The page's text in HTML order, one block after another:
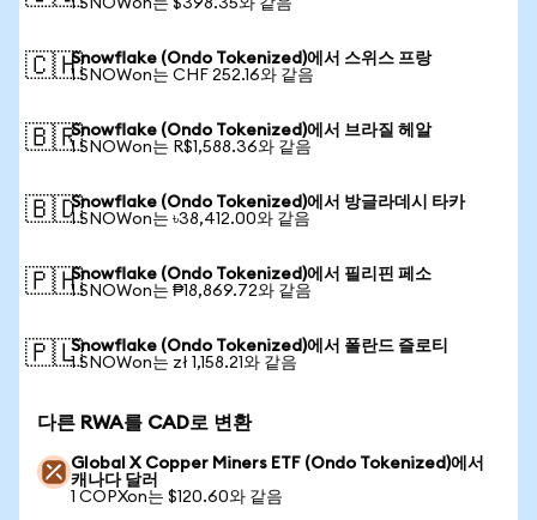
1 SNOWon는 $398.35와 같음
🇨🇭Snowflake (Ondo Tokenized)에서 스위스 프랑
1 SNOWon는 CHF 252.16와 같음
🇧🇷Snowflake (Ondo Tokenized)에서 브라질 헤알
1 SNOWon는 R$1,588.36와 같음
🇧🇩Snowflake (Ondo Tokenized)에서 방글라데시 타카
1 SNOWon는 ৳38,412.00와 같음
🇵🇭Snowflake (Ondo Tokenized)에서 필리핀 페소
1 SNOWon는 ₱18,869.72와 같음
🇵🇱Snowflake (Ondo Tokenized)에서 폴란드 즐로티
1 SNOWon는 zł 1,158.21와 같음
다른 RWA를 CAD로 변환
Global X Copper Miners ETF (Ondo Tokenized)에서
캐나다 달러
1 COPXon는 $120.60와 같음